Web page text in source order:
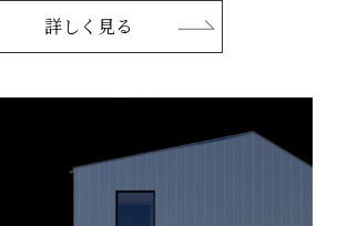
詳しく見る